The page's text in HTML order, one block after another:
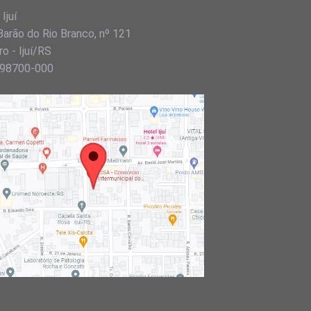
Ijuí
do Rio Branco, nº 121
- Ijuí/RS
000